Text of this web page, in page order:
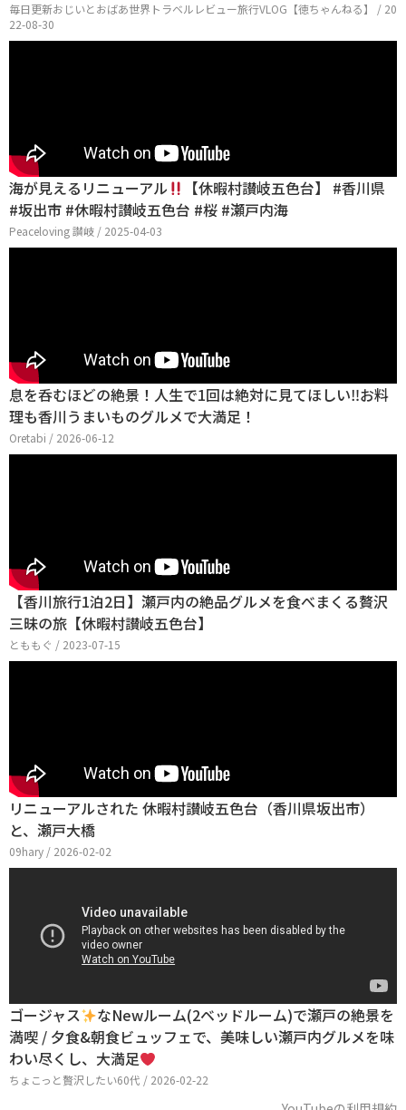
毎日更新おじいとおばあ世界トラベルレビュー旅行VLOG【徳ちゃんねる】 / 20
22-08-30
海が見えるリニューアル
【休暇村讃岐五色台】 #香川県
#坂出市 #休暇村讃岐五色台 #桜 #瀬戸内海
Peaceloving 讃岐 / 2025-04-03
息を呑むほどの絶景！人生で1回は絶対に見てほしい‼お料
理も香川うまいものグルメで大満足！
Oretabi / 2026-06-12
【香川旅行1泊2日】瀬戸内の絶品グルメを食べまくる贅沢
三昧の旅【休暇村讃岐五色台】
とももぐ / 2023-07-15
リニューアルされた 休暇村讃岐五色台（香川県坂出市）
と、瀬戸大橋
09hary / 2026-02-02
ゴージャス
なNewルーム(2ベッドルーム)で瀬戸の絶景を
満喫 / 夕食&朝食ビュッフェで、美味しい瀬戸内グルメを味
わい尽くし、大満足
ちょこっと贅沢したい60代 / 2026-02-22